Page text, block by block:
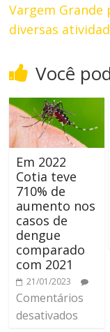
Vargem Grande
diversas
Você
Em 2022
Cotia teve
710% de
aumento nos
casos de
dengue
comparado
com 2021
21/01/2023
Comentários
desativados